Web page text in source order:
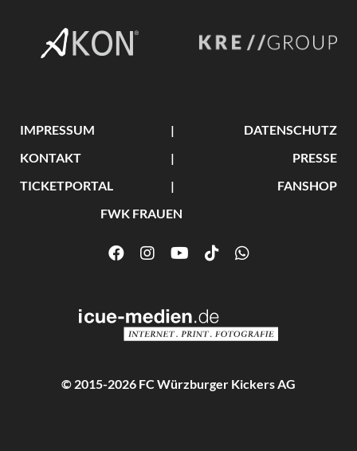
IMPRESSUM
DATENSCHUTZ
KONTAKT
PRESSE
TICKETPORTAL
FANSHOP
FWK FRAUEN
© 2015-2026 FC Würzburger Kickers AG